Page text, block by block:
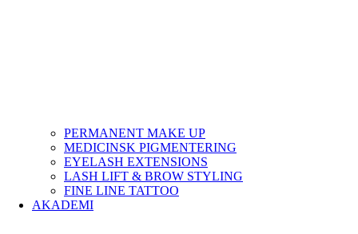
PERMANENT MAKE UP
MEDICINSK PIGMENTERING
EYELASH EXTENSIONS
LASH LIFT & BROW STYLING
FINE LINE TATTOO
AKADEMI